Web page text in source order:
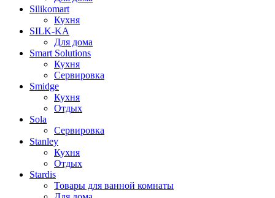
Silikomart
Кухня
SILK-KA
Для дома
Smart Solutions
Кухня
Сервировка
Smidge
Кухня
Отдых
Sola
Сервировка
Stanley
Кухня
Отдых
Stardis
Товары для ванной комнаты